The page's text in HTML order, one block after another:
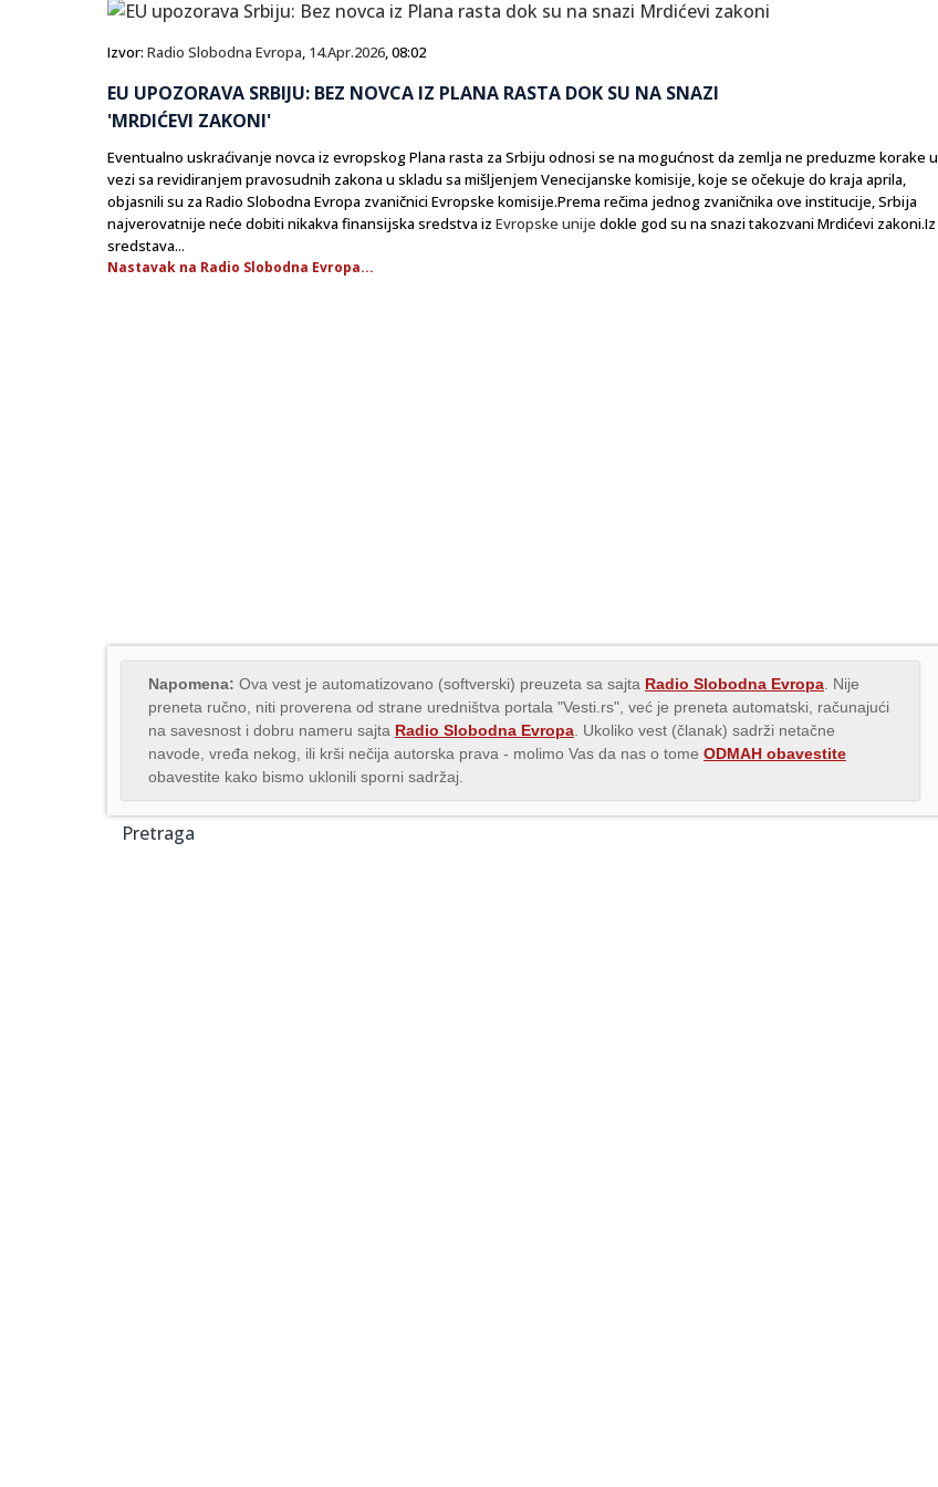
Izvor: Radio Slobodna Evropa, 14.Apr.2026, 08:02
EU UPOZORAVA SRBIJU: BEZ NOVCA IZ PLANA RASTA DOK SU NA SNAZI
'MRDIĆEVI ZAKONI'
Eventualno uskraćivanje novca iz evropskog Plana rasta za Srbiju odnosi se na mogućnost da zemlja ne preduzme korake u
vezi sa revidiranjem pravosudnih zakona u skladu sa mišljenjem Venecijanske komisije, koje se očekuje do kraja aprila,
objasnili su za Radio Slobodna Evropa zvaničnici Evropske komisije.Prema rečima jednog zvaničnika ove institucije, Srbija
najverovatnije neće dobiti nikakva finansijska sredstva iz Evropske unije dokle god su na snazi takozvani Mrdićevi zakoni.Iz
sredstava...
Nastavak na Radio Slobodna Evropa...
Napomena: Ova vest je automatizovano (softverski) preuzeta sa sajta Radio Slobodna Evropa . Nije
preneta ručno, niti proverena od strane uredništva portala "Vesti.rs", već je preneta automatski, računajući
na savesnost i dobru nameru sajta Radio Slobodna Evropa . Ukoliko vest (članak) sadrži netačne
navode, vređa nekog, ili krši nečija autorska prava - molimo Vas da nas o tome ODMAH obavestite
obavestite kako bismo uklonili sporni sadržaj.
Pretraga